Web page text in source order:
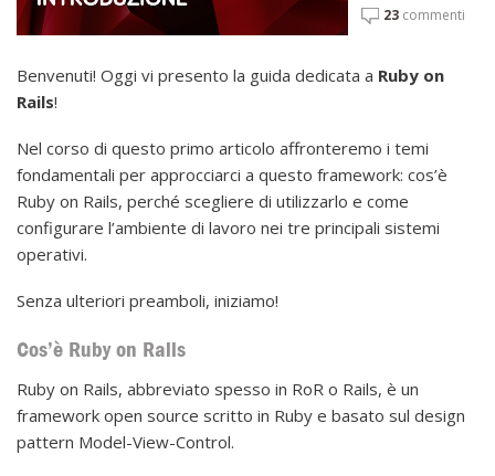
23 commenti
Benvenuti! Oggi vi presento la guida dedicata a Ruby on
Rails!
Nel corso di questo primo articolo affronteremo i temi
fondamentali per approcciarci a questo framework: cos’è
Ruby on Rails, perché scegliere di utilizzarlo e come
configurare l’ambiente di lavoro nei tre principali sistemi
operativi.
Senza ulteriori preamboli, iniziamo!
Cos’è Ruby on Rails
Ruby on Rails, abbreviato spesso in RoR o Rails, è un
framework open source scritto in Ruby e basato sul design
pattern Model-View-Control.